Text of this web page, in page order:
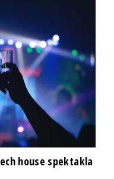
house spektakla